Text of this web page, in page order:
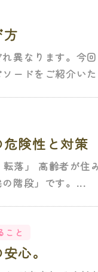
異なります。今
ードをご紹介い
険性と対策
落」 高齢者が住
階段」です。...
こと
心。